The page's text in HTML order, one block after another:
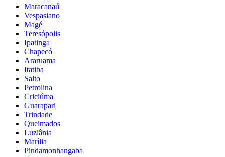
Maracanaú
Vespasiano
Magé
Teresópolis
Ipatinga
Chapecó
Araruama
Itatiba
Salto
Petrolina
Criciúma
Guarapari
Trindade
Queimados
Luziânia
Marília
Pindamonhangaba